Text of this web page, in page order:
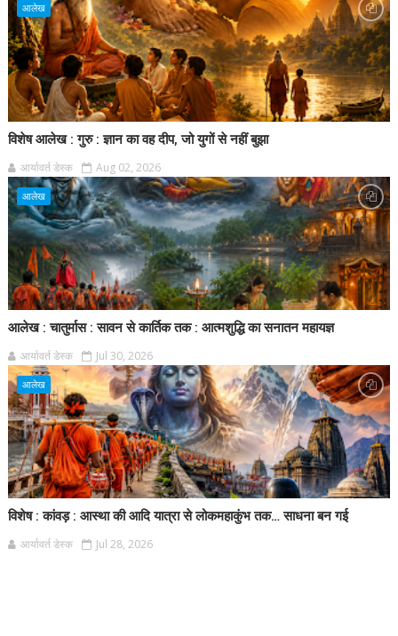
आलेख
विशेष आलेख : गुरु : ज्ञान का वह दीप, जो युगों से नहीं बुझा
आर्यावर्त डेस्क Aug 02, 2026
आलेख
आलेख : चातुर्मास : सावन से कार्तिक तक : आत्मशुद्धि का सनातन महायज्ञ
आर्यावर्त डेस्क Jul 30, 2026
आलेख
विशेष : कांवड़ : आस्था की आदि यात्रा से लोकमहाकुंभ तक… साधना बन गई
आर्यावर्त डेस्क Jul 28, 2026